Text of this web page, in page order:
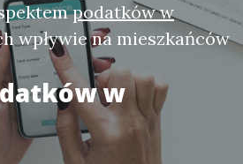
podatków w
wpływie na mieszkańców
w